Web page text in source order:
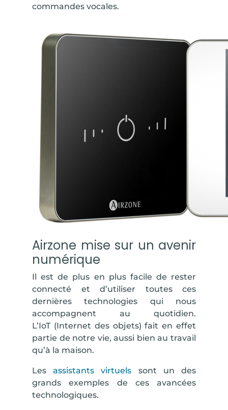
commandes vocales.
Airzone mise sur un avenir
numérique
Il est de plus en plus facile de rester
connecté et d’utiliser toutes ces
dernières technologies qui nous
accompagnent au quotidien.
L’IoT(Internet des objets) fait en effet
partie de notre vie, aussi bien au travail
qu’à la maison.
Lesassistants virtuels sont un des
grands exemples de ces avancées
technologiques.